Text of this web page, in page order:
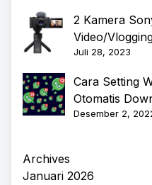
2 Kamera
Video/
Juli 28, 2023
Cara Setting
Otomatis
Desember 2,
Archives
Januari 2026